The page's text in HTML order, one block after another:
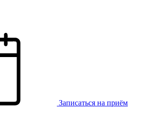
Записаться на приём